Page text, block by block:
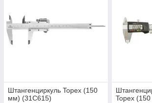
Штангенциркуль Topex (150
мм) (31C615)
Topex